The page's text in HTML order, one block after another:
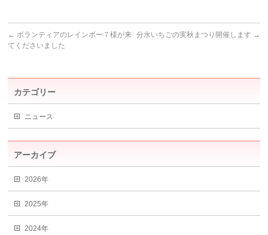
← ボランティアのレインボー７様が来
てくださいました
分水いちごの実秋まつり開催します →
カテゴリー
ニュース
アーカイブ
2026年
2025年
2024年